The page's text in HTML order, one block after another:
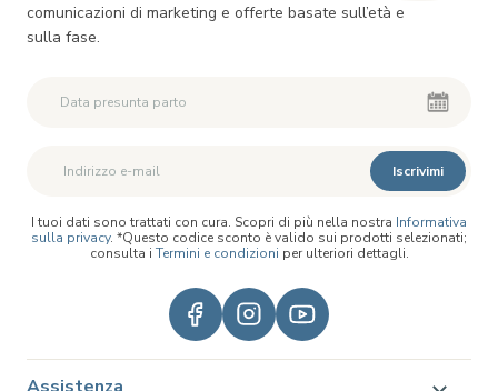
comunicazioni di marketing e offerte basate sull’età e
sulla fase.
Iscrivimi
I tuoi dati sono trattati con cura. Scopri di più nella nostra Informativa
sulla privacy. *Questo codice sconto è valido sui prodotti selezionati;
consulta i Termini e condizioni per ulteriori dettagli.